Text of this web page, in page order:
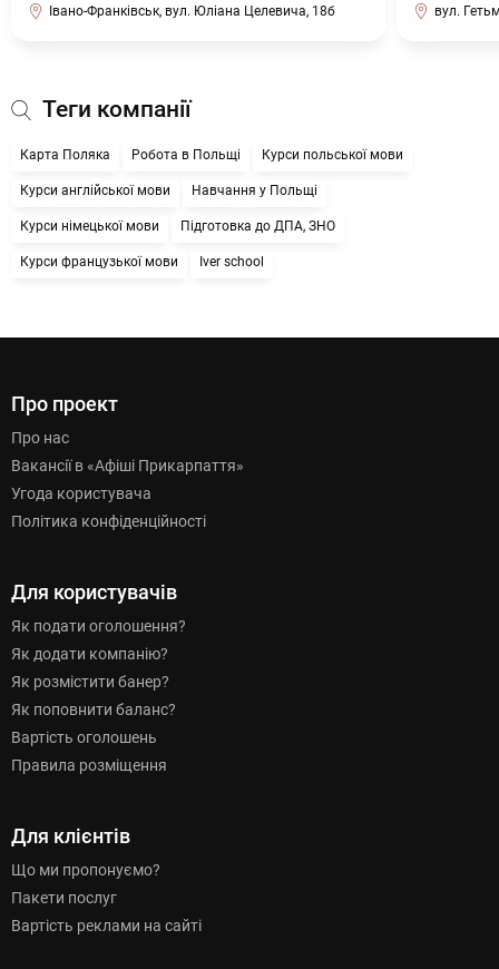
Івано-Франківськ, вул. Юліана Целевича, 18б вул.
Теги компанії
Карта Поляка Робота в Польщі Курси польської мови
Курси англійської мови Навчання у Польщі
Курси німецької мови Підготовка до ДПА, ЗНО
Курси французької мови Iver school
Про проект
Про нас
Вакансії в «Афіші Прикарпаття»
Угода користувача
Політика конфіденційності
Для користувачів
Як подати оголошення?
Як додати компанію?
Як розмістити банер?
Як поповнити баланс?
Вартість оголошень
Правила розміщення
Для клієнтів
Що ми пропонуємо?
Пакети послуг
Вартість реклами на сайті